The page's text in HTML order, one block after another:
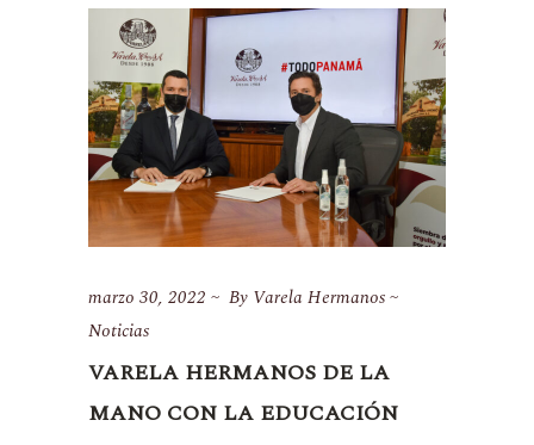
marzo 30, 2022 By Varela Hermanos
Noticias
VARELA HERMANOS DE LA
MANO CON LA EDUCACIÓN